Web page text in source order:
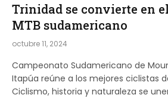
Trinidad se convierte en
MTB sudamericano
octubre 11, 2024
Campeonato Sudamericano de
Itapúa reúne a los mejores ciclistas
Ciclismo, historia y naturaleza se